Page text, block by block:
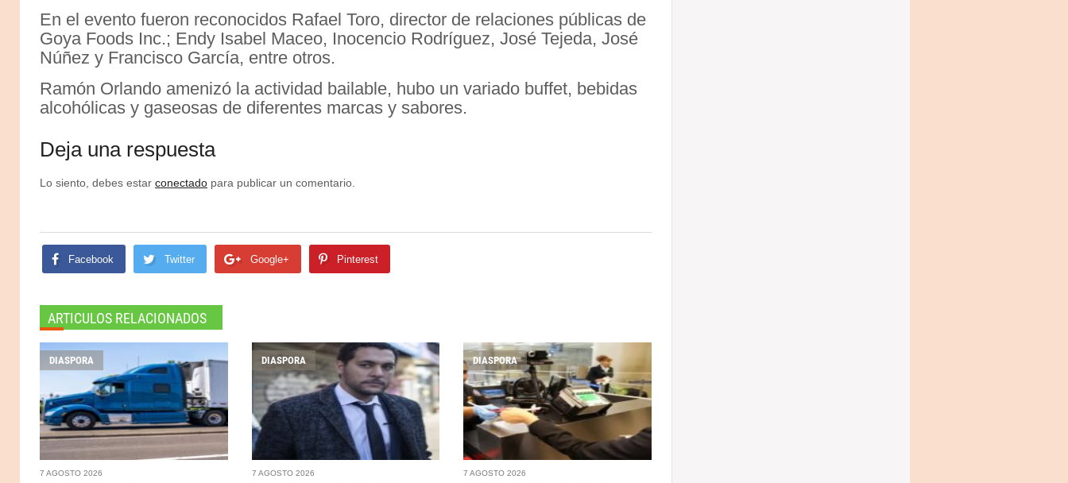
En el evento fueron reconocidos Rafael Toro, director de relaciones públicas de
Goya Foods Inc.; Endy Isabel Maceo, Inocencio Rodríguez, José Tejeda, José
Núñez y Francisco García, entre otros.
Ramón Orlando amenizó la actividad bailable, hubo un variado buffet, bebidas
alcohólicas y gaseosas de diferentes marcas y sabores.
Deja una respuesta
Lo siento, debes estar conectado para publicar un comentario.
Facebook Twitter Google+ Pinterest
ARTICULOS RELACIONADOS
DIASPORA
7 AGOSTO 2026
DIASPORA
7 AGOSTO 2026
DIASPORA
7 AGOSTO 2026